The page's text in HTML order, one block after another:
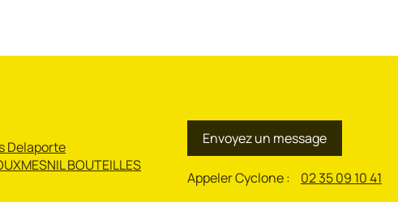
Delaporte
BOUTEILLES
Envoyez un message
Appeler Cyclone : 02 35 09 10 41